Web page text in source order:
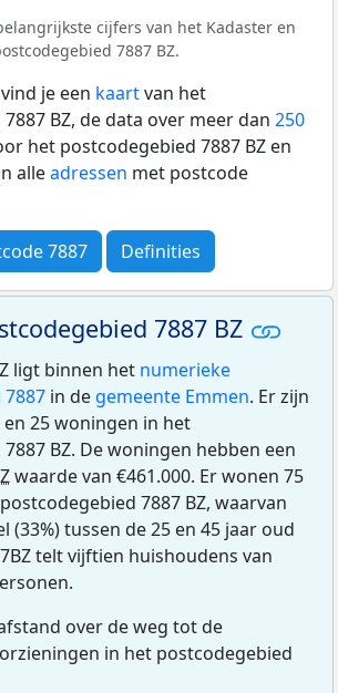
cijfers van het Kadaster en
7887 BZ.
je een kaartvan het
BZ, de data over meer dan 250
het postcodegebied 7887 BZ en
alleadressen met postcode
7887 Definities
7887 BZ
ligt binnen het numerieke
in de gemeente Emmen. Er zijn
25 woningen in het
BZ. De woningen hebben een
waarde van €461.000. Er wonen 75
7887 BZ, waarvan
(33%) tussen de 25 en 45 jaar oud
telt vijftien huishoudens van
over de weg tot de
in het postcodegebied